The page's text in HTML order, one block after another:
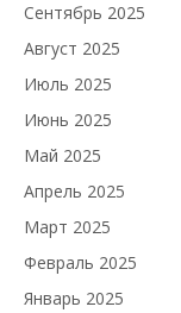
Сентябрь 2025
Август 2025
Июль 2025
Июнь 2025
Май 2025
Апрель 2025
Март 2025
Февраль 2025
Январь 2025